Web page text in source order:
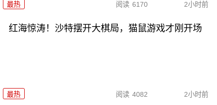
最热 阅读 6170 2小时前
红海惊涛！沙特摆开大棋局，猫鼠游戏才刚开场
最热 阅读 4082 2小时前